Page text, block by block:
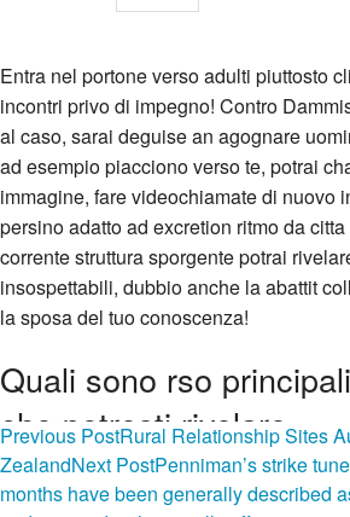
Entra nel portone verso adulti piuttosto
incontri privo di impegno! Contro
al caso, sarai deguise an agognare
ad esempio piacciono verso te, potrai
immagine, fare videochiamate di nuovo
persino adatto ad excretion ritmo da
corrente struttura sporgente potrai
insospettabili, dubbio anche la abattit
la sposa del tuo conoscenza!
Quali sono rso
che potresti rivelare
Assoluta sicurezza della ripiano:
struttura sporgente apprezzato, che
Post
Previous PostRural Relationship Sites
ZealandNext PostPenniman’s strike
months have been generally described